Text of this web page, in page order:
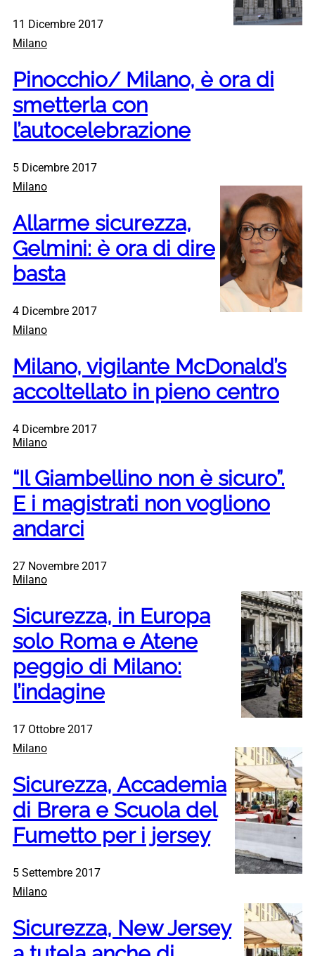
11 Dicembre 2017
Milano
Pinocchio/ Milano, è ora di
smetterla con
l’autocelebrazione
5 Dicembre 2017
Milano
Allarme sicurezza,
Gelmini: è ora di dire
basta
4 Dicembre 2017
Milano
Milano, vigilante McDonald’s
accoltellato in pieno centro
4 Dicembre 2017
Milano
“Il Giambellino non è sicuro”.
E i magistrati non vogliono
andarci
27 Novembre 2017
Milano
Sicurezza, in Europa
solo Roma e Atene
peggio di Milano:
l’indagine
17 Ottobre 2017
Milano
Sicurezza, Accademia
di Brera e Scuola del
Fumetto per i jersey
5 Settembre 2017
Milano
Sicurezza, New Jersey